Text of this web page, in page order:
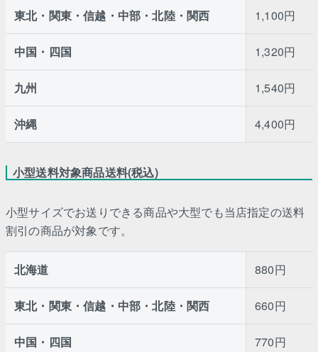
東北・関東・信越・中部・北陸・関西 1,100円
中国・四国 1,320円
九州 1,540円
沖縄 4,400円
小型送料対象商品送料(税込)
小型サイズでお送りできる商品や大型でも当店指定の送料
割引の商品が対象です。
北海道 880円
東北・関東・信越・中部・北陸・関西 660円
中国・四国 770円